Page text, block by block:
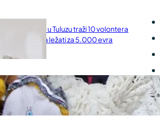
Naučni institut u Tuluzu traži 10 volontera
koji će 10 dana ležati za 5.000 evra
Saveti za Zdrav Božićni Post 2025
novembar 28, 2025